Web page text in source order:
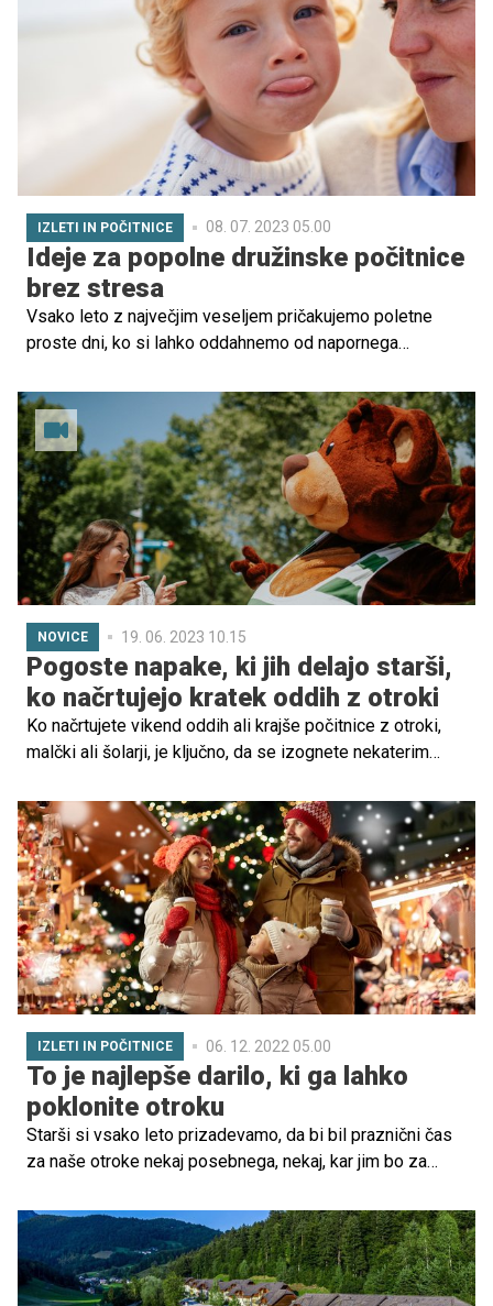
ljubkih fotografij na katerih je videti, da resično uživajo v
IZLETI IN POČITNICE 08. 07. 2023 05.00
Ideje za popolne družinske počitnice
brez stresa
Vsako leto z največjim veseljem pričakujemo poletne
proste dni, ko si lahko oddahnemo od napornega
novo energijo. A vsi vemo, da so počitnice in dopusti
včasih povezani tudi z napornim usklajevanjem,
načrtovanjem počitnic in konflikti, ki pridejo od nikoder.
Kako z družino preživeti dopust, na katerem se boste
sprostili, uživali in se znova povezali, si preberite v
spodnjih nasvetih.
NOVICE 19. 06. 2023 10.15
Pogoste napake, ki jih delajo starši,
ko načrtujejo kratek oddih z otroki
Ko načrtujete vikend oddih ali krajše počitnice z otroki,
malčki ali šolarji, je ključno, da se izognete nekaterim
IZLETI IN POČITNICE 06. 12. 2022 05.00
To je najlepše darilo, ki ga lahko
poklonite otroku
Starši si vsako leto prizadevamo, da bi bil praznični čas
za naše otroke nekaj posebnega, nekaj, kar jim bo za
nas večina najbrž bolj kot dragih daril spominja trenutkov
in dogodivščin, ki smo jih v prazničnem času doživeli z
družino. Poskrbimo torej, da s čarobnimi spomini
opremimo tudi naše otroke in se letošnje praznike skupaj